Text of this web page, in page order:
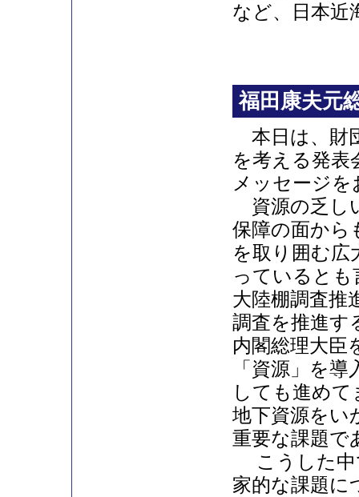
など、日本近
福田康夫元
本日は、財
を考える発表
メッセージ
資源の乏し
保障の面から
を取り囲む広
っていると
大陸棚調査推
調査を推進す
内閣総理大臣
「資源」を
しても進め
地下資源をい
重要な課題で
こうした中
家的な課題に